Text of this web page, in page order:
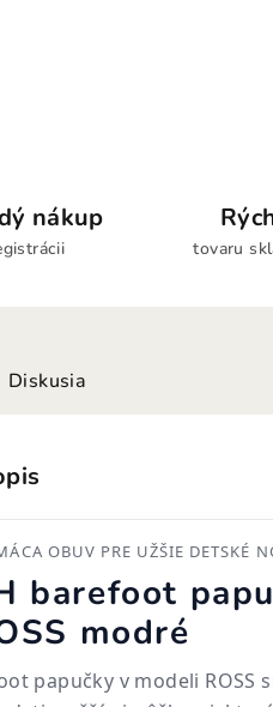
nákup
tovaru
Diskusia
OBUV PRE UŽŠIE DETSKÉ
barefoot
modré
papučky v modeli ROSS